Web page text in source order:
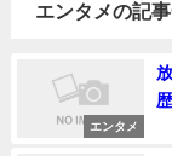
エンタメの記
エンタメ